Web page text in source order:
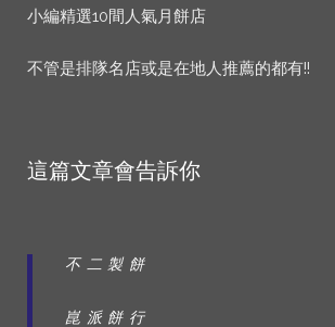
小編精選10間人氣月餅店
不管是排隊名店或是在地人推薦的都有!!
這篇文章會告訴你
不二製餅
崑派餅行